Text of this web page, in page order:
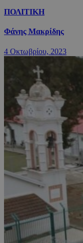
ΠΟΛΙΤΙΚΗ
Φάνης Μακρίδης
4 Οκτωβρίου, 2023